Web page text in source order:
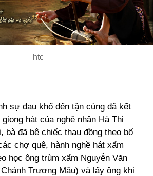
Video
htc
sự đau khổ đến tận cùng đã kết
hát của nghệ nhân Hà Thị
bà đã bê chiếc thau đồng theo bố
chợ quê, hành nghề hát xẩm
học ông trùm xẩm Nguyễn Văn
Trương Mậu) và lấy ông khi